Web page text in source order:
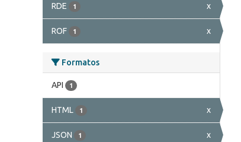
RDE 1 x
ROF 1 x
Formatos
API 1
HTML 1 x
JSON 1 x